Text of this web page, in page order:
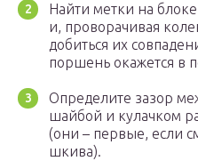
Найти метки на
и, проворачивая
добиться их
поршень окажется в
Определите зазор
шайбой и кулачком
(они – первые, если
шкива).